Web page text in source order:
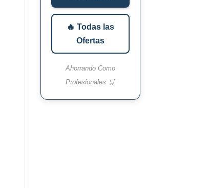
🔥 Todas las
Ofertas
Ahorrando Como
Profesionales 🛒